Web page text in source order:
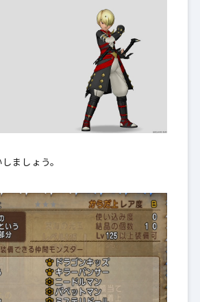
ましょう。